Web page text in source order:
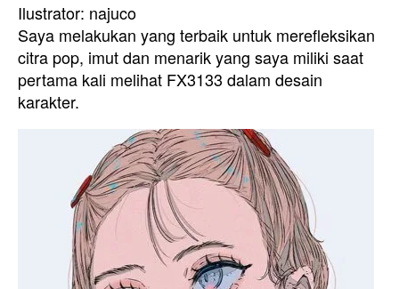
Ilustrator: najuco
Saya melakukan yang terbaik untuk merefleksikan
citra pop, imut dan menarik yang saya miliki saat
pertama kali melihat FX3133 dalam desain
karakter.